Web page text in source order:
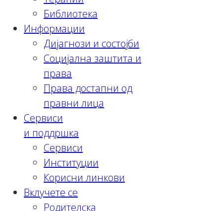
Библиотека
Информации
Дијагнози и состојби
Социјална заштита и
права
Права достапни од
правни лица
Сервиси
и поддршка
Сервиси
Институции
Корисни линкови
Вклучете се
Родителска